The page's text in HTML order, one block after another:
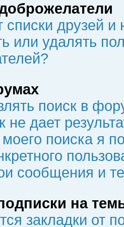
списки друзей
или удалять
поиск в
не дает
моего поиска я
сообщения и
на
закладки от